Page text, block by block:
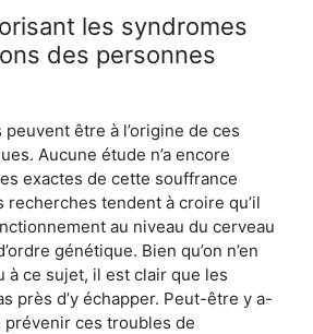
les syndromes
des personnes
être à l’origine de ces
Aucune étude n’a encore
exactes de cette souffrance
recherches tendent à croire qu’il
au niveau du cerveau
génétique. Bien qu’on n’en
à ce sujet, il est clair que les
près d’y échapper. Peut-être y a-
ces troubles de